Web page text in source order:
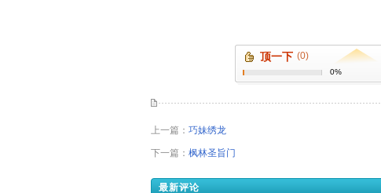
顶一下 (0)
0%
上一篇： 巧妹绣龙
下一篇： 枫林圣旨门
最新评论